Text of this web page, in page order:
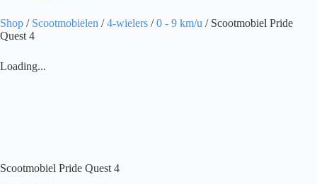
Shop / Scootmobielen /4-wielers /0 - 9 km/u / Scootmobiel Pride
Quest 4
Loading...
Scootmobiel Pride Quest 4